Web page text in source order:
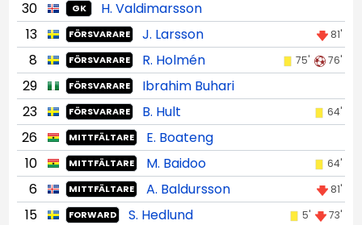
30 GK
H. Valdimarsson
13
FÖRSVARARE J. Larsson 81'
8 FÖRSVARARE R. Holmén 75' 76'
29 FÖRSVARARE
Ibrahim Buhari
23
FÖRSVARARE B. Hult 64'
26 MITTFÄLTARE
E. Boateng
10
MITTFÄLTARE M. Baidoo 64'
6 MITTFÄLTARE A. Baldursson 81'
15 FORWARD S. Hedlund 5' 73'